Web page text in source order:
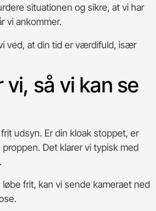
situationen og sikre, at vi har
vi ankommer.
ved, at din tid er værdifuld, især
vi, så vi kan se
udsyn. Er din kloak stoppet, er
Det klarer vi typisk med
frit, kan vi sende kameraet ned